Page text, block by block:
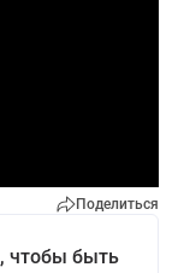
Поделиться
, чтобы быть